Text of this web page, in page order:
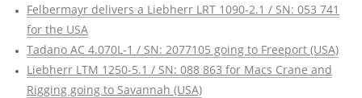
Felbermayr delivers a Liebherr LRT 1090-2.1 / SN: 053 741
for the USA
Tadano AC 4.070L-1 / SN: 2077105 going to Freeport (USA)
Liebherr LTM 1250-5.1 / SN: 088 863 for Macs Crane and
Rigging going to Savannah (USA)